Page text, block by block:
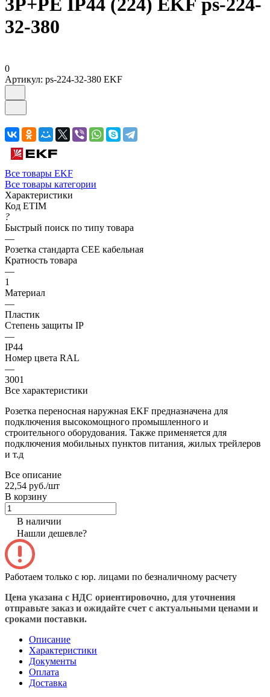
3P+РЕ IP44 (224) EKF ps-224-
32-380
0
Артикул: ps-224-32-380 EKF
Все товары EKF
Все товары категории
Характеристики
Код ETIM
?
Быстрый поиск по типу товара
—
Розетка стандарта СЕЕ кабельная
Кратность товара
—
1
Материал
—
Пластик
Степень защиты IP
—
IP44
Номер цвета RAL
—
3001
Все характеристики
Розетка переносная наружная EKF предназначена для
подключения высокомощного промышленного и
строительного оборудования. Также применяется для
подключения мобильных пунктов питания, жилых трейлеров
и т.д
Все описание
22,54 руб./шт
В корзину
В наличии
Нашли дешевле?
Работаем только с юр. лицами по безналичному расчету
Цена указана с НДС ориентировочно, для уточнения
отправьте заказ и ожидайте счет с актуальными ценами и
сроками поставки.
Описание
Характеристики
Документы
Оплата
Доставка